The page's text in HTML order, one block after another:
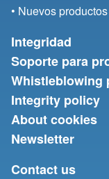
• Nuevos productos
Integridad
Soporte para
Whistleblowing
Integrity policy
About cookies
Newsletter
Contact us